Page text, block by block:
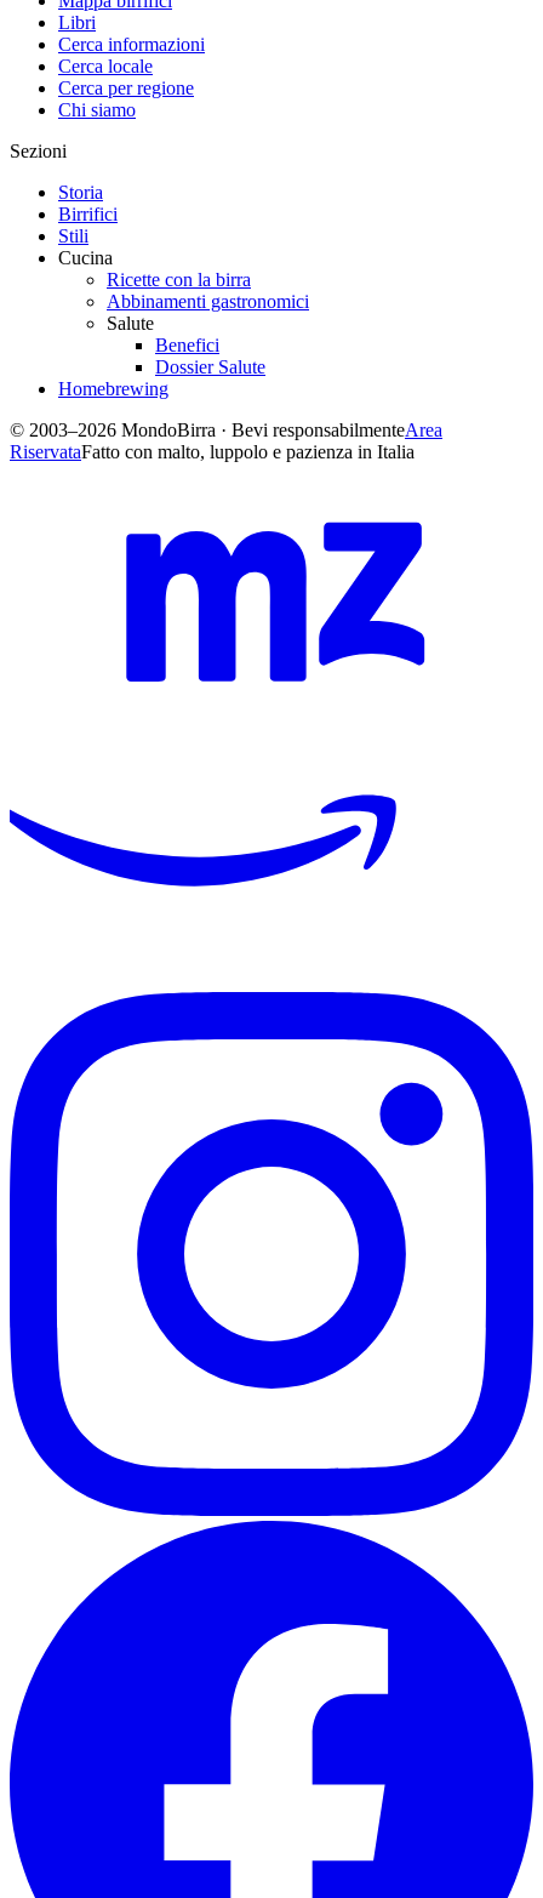
Libri
Cerca informazioni
Cerca locale
Cerca per regione
Chi siamo
Sezioni
Storia
Birrifici
Stili
Cucina
Ricette con la birra
Abbinamenti gastronomici
Salute
Benefici
Dossier Salute
Homebrewing
© 2003–2026 MondoBirra · Bevi responsabilmenteArea
RiservataFatto con malto, luppolo e pazienza in Italia